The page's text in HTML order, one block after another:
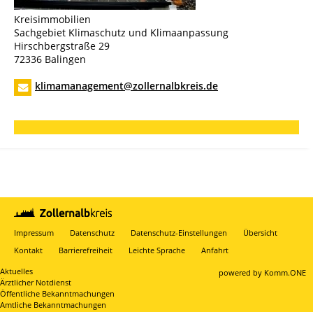
Kreisimmobilien
Sachgebiet Klimaschutz und Klimaanpassung
Hirschbergstraße 29
72336 Balingen
klimamanagement@zollernalbkreis.de
Impressum Datenschutz Datenschutz-Einstellungen
Übersicht
Kontakt
Barrierefreiheit Leichte Sprache Anfahrt
powered by Komm.ONE
Aktuelles
Ärztlicher Notdienst
Öffentliche Bekanntmachungen
Amtliche Bekanntmachungen